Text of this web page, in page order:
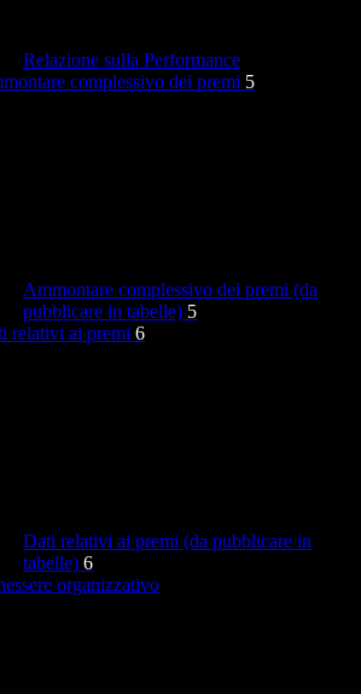
Relazione sulla Performance
complessivo dei premi 5
Ammontare complessivo dei premi (da
pubblicare in tabelle) 5
relativi ai premi 6
Dati relativi ai premi (da pubblicare in
tabelle) 6
organizzativo